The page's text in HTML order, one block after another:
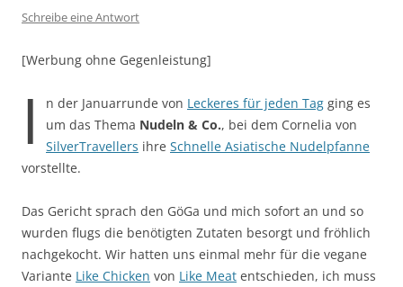
Schreibe eine Antwort
[Werbung ohne Gegenleistung]
I n der Januarrunde von Leckeres für jeden Tag ging es
um das Thema Nudeln & Co., bei dem Cornelia von
SilverTravellers ihre Schnelle Asiatische Nudelpfanne
vorstellte.
Das Gericht sprach den GöGa und mich sofort an und so
wurden flugs die benötigten Zutaten besorgt und fröhlich
nachgekocht. Wir hatten uns einmal mehr für die vegane
Variante Like Chicken von Like Meat entschieden, ich muss